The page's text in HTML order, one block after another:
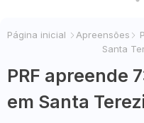
Página inicial Apreensões
Santa
PRF apreende
em Santa